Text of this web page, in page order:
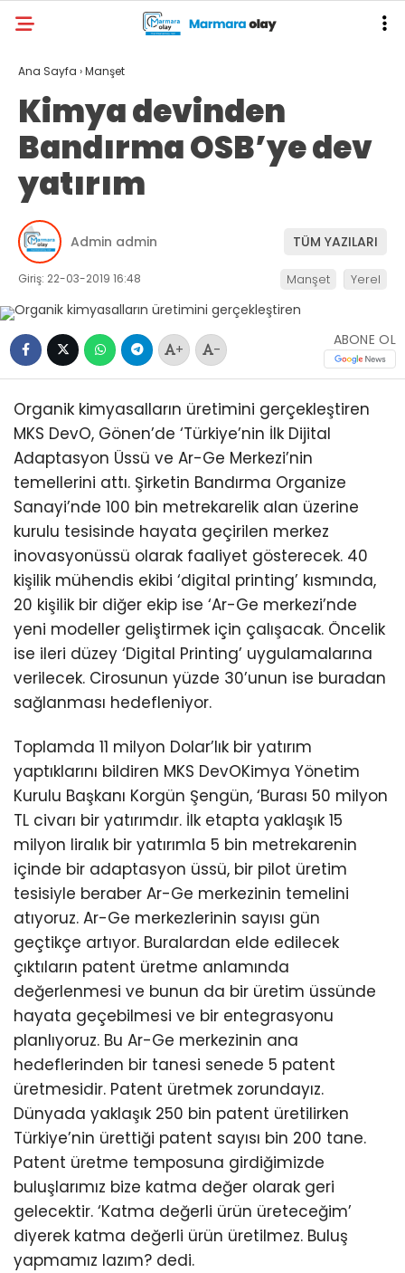
Ana Sayfa ›Manşet
Kimya devinden
Bandırma OSB’ye dev
yatırım
Admin admin TÜM YAZILARI
Giriş: 22-03-2019 16:48 Manşet Yerel
+ -
ABONE OL
Organik kimyasalların üretimini gerçekleştiren
MKS DevO, Gönen’de ‘Türkiye’nin İlk Dijital
Adaptasyon Üssü ve Ar-Ge Merkezi’nin
temellerini attı. Şirketin Bandırma Organize
Sanayi’nde 100 bin metrekarelik alan üzerine
kurulu tesisinde hayata geçirilen merkez
inovasyonüssü olarak faaliyet gösterecek. 40
kişilik mühendis ekibi ‘digital printing’ kısmında,
20 kişilik bir diğer ekip ise ‘Ar-Ge merkezi’nde
yeni modeller geliştirmek için çalışacak. Öncelik
ise ileri düzey ‘Digital Printing’ uygulamalarına
verilecek. Cirosunun yüzde 30’unun ise buradan
sağlanması hedefleniyor.
Toplamda 11 milyon Dolar’lık bir yatırım
yaptıklarını bildiren MKS DevOKimya Yönetim
Kurulu Başkanı Korgün Şengün, ‘Burası 50 milyon
TL civarı bir yatırımdır. İlk etapta yaklaşık 15
milyon liralık bir yatırımla 5 bin metrekarenin
içinde bir adaptasyon üssü, bir pilot üretim
tesisiyle beraber Ar-Ge merkezinin temelini
atıyoruz. Ar-Ge merkezlerinin sayısı gün
geçtikçe artıyor. Buralardan elde edilecek
çıktıların patent üretme anlamında
değerlenmesi ve bunun da bir üretim üssünde
hayata geçebilmesi ve bir entegrasyonu
planlıyoruz. Bu Ar-Ge merkezinin ana
hedeflerinden bir tanesi senede 5 patent
üretmesidir. Patent üretmek zorundayız.
Dünyada yaklaşık 250 bin patent üretilirken
Türkiye’nin ürettiği patent sayısı bin 200 tane.
Patent üretme temposuna girdiğimizde
buluşlarımız bize katma değer olarak geri
gelecektir. ‘Katma değerli ürün üreteceğim’
diyerek katma değerli ürün üretilmez. Buluş
yapmamız lazım? dedi.